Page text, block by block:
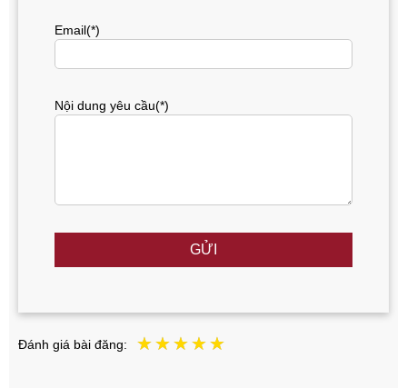
Email(*)
Nội dung yêu cầu(*)
GỬI
Đánh giá bài đăng: